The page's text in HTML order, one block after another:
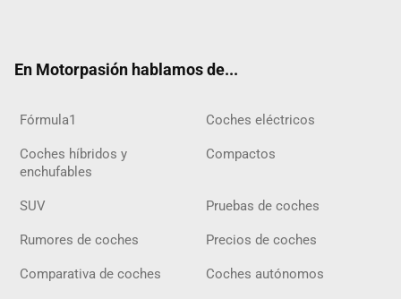
En Motorpasión hablamos de...
Fórmula1 Coches eléctricos
Coches híbridos y
enchufables
Compactos
SUV Pruebas de coches
Rumores de coches Precios de coches
Comparativa de coches Coches autónomos